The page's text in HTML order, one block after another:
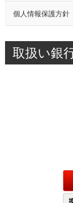
個人情報保護方針
取扱い銀